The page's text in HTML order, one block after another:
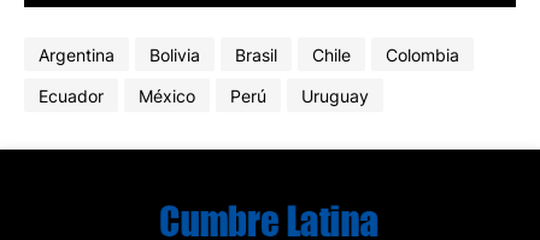
Argentina Bolivia Brasil Chile
Colombia
Ecuador
México Perú Uruguay